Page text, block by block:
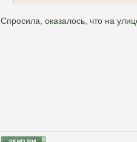
Спросила, оказалось, что на